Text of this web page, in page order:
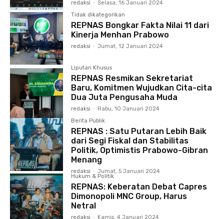
redaksi - Selasa, 16 Januari 2024
Tidak dikategorikan
REPNAS Bongkar Fakta Nilai 11 dari
Kinerja Menhan Prabowo
redaksi - Jumat, 12 Januari 2024
Liputan Khusus
REPNAS Resmikan Sekretariat
Baru, Komitmen Wujudkan Cita-cita
Dua Juta Pengusaha Muda
redaksi -
Rabu, 10 Januari 2024
Berita Publik
REPNAS : Satu Putaran Lebih Baik
dari Segi Fiskal dan Stabilitas
Politik, Optimistis Prabowo-Gibran
Menang
redaksi - Jumat, 5 Januari 2024
Hukum & Politik
REPNAS: Keberatan Debat Capres
Dimonopoli MNC Group, Harus
Netral
redaksi -
Kamis, 4 Januari 2024